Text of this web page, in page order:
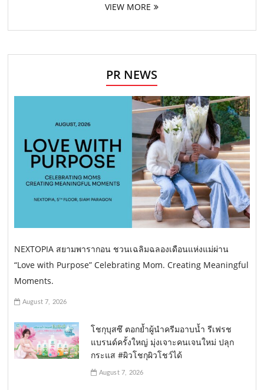
VIEW MORE
PR NEWS
NEXTOPIA สยามพารากอน ชวนเฉลิมฉลองเดือนแห่งแม่ผ่าน
“Love with Purpose” Celebrating Mom. Creating Meaningful
Moments.
August 7, 2026
โชกุบุสซึ ตอกย้ำผู้นำครีมอาบน้ำ รีเฟรช
แบรนด์ครั้งใหญ่ มุ่งเจาะคนเจนใหม่ ปลุก
กระแส #ผิวโชกุผิวโชว์ได้
August 7, 2026